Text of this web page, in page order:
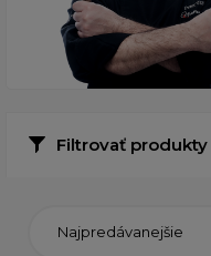
Filtrovať produkty
Najpredávanejšie